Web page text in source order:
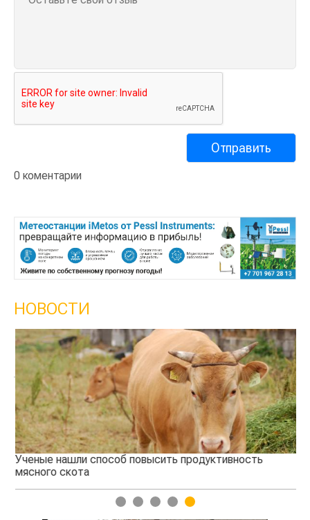
0 коментарии
НОВОСТИ
Ученые нашли способ повысить продуктивность
мясного скота
1 2 3 4 5